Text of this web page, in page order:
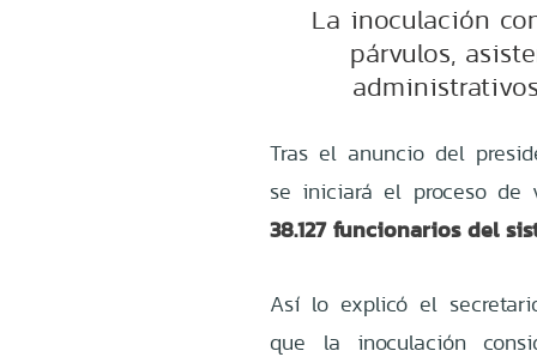
La inoculación
párvulos,
Tras el anuncio del
se iniciará el proceso de
38.127 funcionarios del
Así lo explicó el
que la inoculación